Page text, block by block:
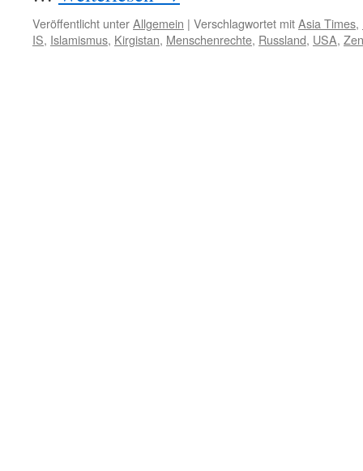
Veröffentlicht unterAllgemein | Verschlagwortet mitAsia Times,
IS, Islamismus, Kirgistan, Menschenrechte, Russland, USA,